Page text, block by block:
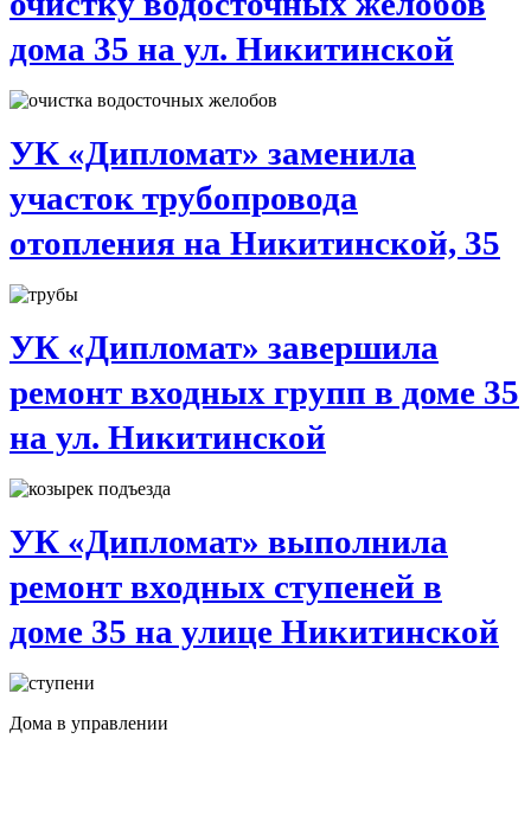
дома 35 на ул. Никитинской
УК «Дипломат» заменила
участок трубопровода
отопления на Никитинской, 35
УК «Дипломат» завершила
ремонт входных групп в доме 35
на ул. Никитинской
УК «Дипломат» выполнила
ремонт входных ступеней в
доме 35 на улице Никитинской
Дома в управлении